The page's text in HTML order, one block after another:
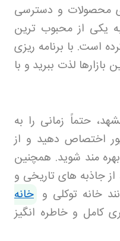
محصولات و دسترسی
به یکی از محبوب ترین
است. با برنامه ریزی
لذت ببرید و با
حتماً زمانی را به
اختصاص دهید و از
مند شوید. همچنین
از جاذبه های تاریخی و
خانه توکلی و خانه
کامل و خاطره انگیز